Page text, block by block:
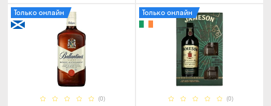
(0)
Только онлайн
(0)
Только онлайн